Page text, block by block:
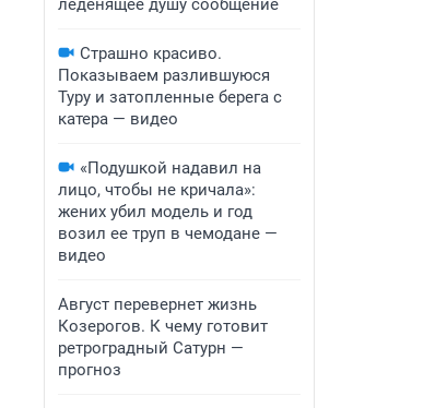
леденящее душу сообщение
Страшно красиво.
Показываем разлившуюся
Туру и затопленные берега с
катера — видео
«Подушкой надавил на
лицо, чтобы не кричала»:
жених убил модель и год
возил ее труп в чемодане —
видео
Август перевернет жизнь
Козерогов. К чему готовит
ретроградный Сатурн —
прогноз